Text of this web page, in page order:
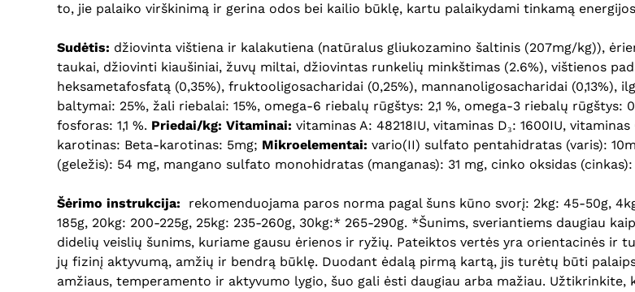
to, jie palaiko virškinimą ir gerina odos bei kailio būklę, kartu palaikydami tinkamą
Sudėtis: džiovinta vištiena ir kalakutiena (natūralus gliukozamino šaltinis (207mg/kg)),
taukai, džiovinti kiaušiniai, žuvų miltai, džiovintas runkelių minkštimas (2.6%), vištienos
heksametafosfatą (0,35%), fruktooligosacharidai (0,25%), mannanoligosacharidai (0,13%),
baltymai: 25%, žali riebalai: 15%, omega-6 riebalų rūgštys: 2,1 %, omega-3 riebalų rūgštys:
fosforas: 1,1 %. Priedai/kg: Vitaminai: vitaminas A: 48218IU, vitaminas D₃: 1600IU,
karotinas: Beta-karotinas: 5mg; Mikroelementai: vario(II) sulfato pentahidratas (varis):
(geležis): 54 mg, mangano sulfato monohidratas (manganas): 31 mg, cinko oksidas
Šėrimo instrukcija: rekomenduojama paros norma pagal šuns kūno svorį: 2kg: 45-50g,
185g, 20kg: 200-225g, 25kg: 235-260g, 30kg:* 265-290g. *Šunims, sveriantiems daugiau
didelių veislių šunims, kuriame gausu ėrienos ir ryžių. Pateiktos vertės yra orientacinės ir
jų fizinį aktyvumą, amžių ir bendrą būklę. Duodant ėdalą pirmą kartą, jis turėtų būti
amžiaus, temperamento ir aktyvumo lygio, šuo gali ėsti daugiau arba mažiau.